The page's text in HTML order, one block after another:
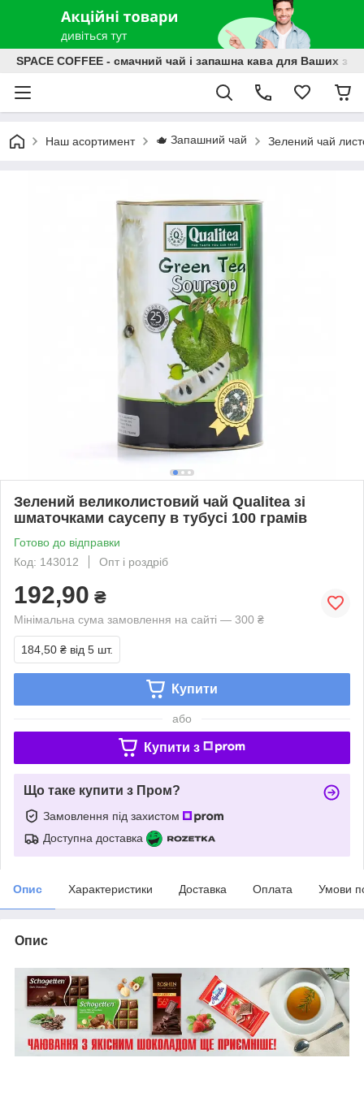
SPACE COFFEE - смачний чай і запашна кава для Ваших
Наш асортимент 🫖 Запашний чай Зелений чай
Зелений великолистовий чай Qualitea зі
шматочками саусепу в тубусі 100 грамів
Готово до відправки
Код: 143012
Опт і роздріб
192,90 ₴
Мінімальна сума замовлення на сайті — 300 ₴
184,50 ₴ від 5 шт.
Купити
або
Купити з
Що таке купити з Пром?
Замовлення під захистом
Доступна доставка
Опис Характеристики Доставка Оплата Умови
Опис